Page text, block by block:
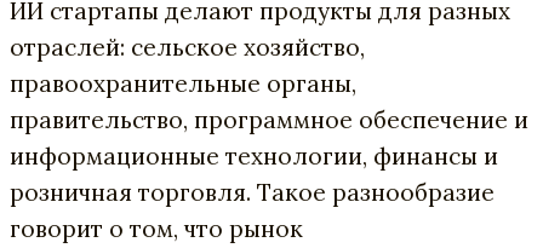
ИИ стартапы делают продукты для разных
отраслей: сельское хозяйство,
правоохранительные органы,
правительство, программное обеспечение и
информационные технологии, финансы и
розничная торговля. Такое разнообразие
говорит о том, что рынок